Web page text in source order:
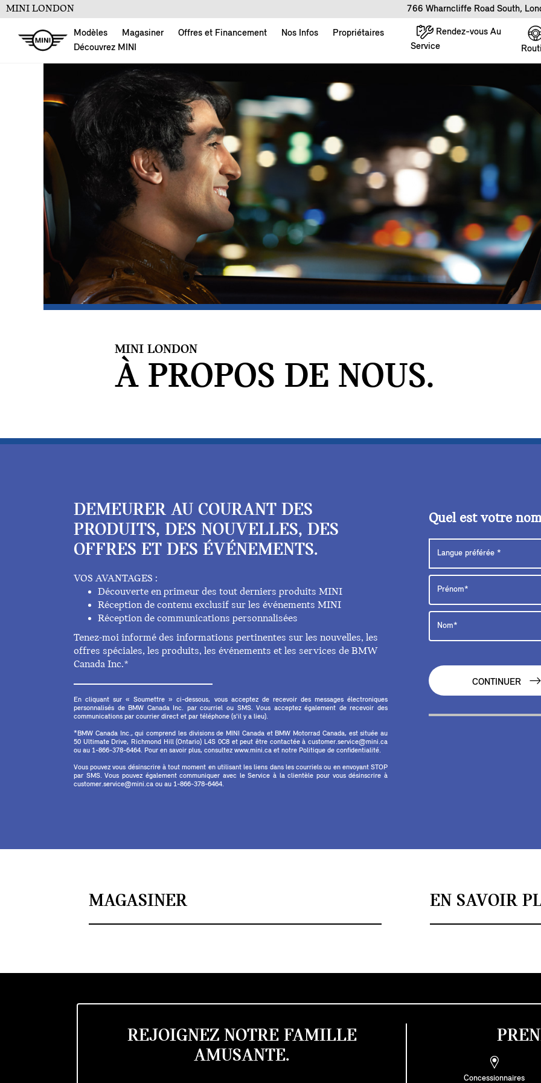
MINI LONDON 766 Wharncliffe Road South,
Modèles Magasiner Offres et Financement Nos Infos
Propriétaires
Découvrez MINI
Rendez-vous Au
Service
MINI LONDON
À PROPOS DE NOUS.
DEMEURER AU COURANT DES
PRODUITS, DES NOUVELLES, DES
OFFRES ET DES ÉVÉNEMENTS.
VOS AVANTAGES :
Découverte en primeur des tout derniers produits MINI
Réception de contenu exclusif sur les événements MINI
Réception de communications personnalisées
Tenez-moi informé des informations pertinentes sur les nouvelles, les
offres spéciales, les produits, les événements et les services de BMW
Canada Inc.*
En cliquant sur « Soumettre » ci-dessous, vous acceptez de recevoir des messages électroniques
personnalisés de BMW Canada Inc. par courriel ou SMS. Vous acceptez également de recevoir des
communications par courrier direct et par téléphone (s'il y a lieu).
*BMW Canada Inc., qui comprend les divisions de MINI Canada et BMW Motorrad Canada, est située au
50 Ultimate Drive, Richmond Hill (Ontario) L4S 0C8 et peut être contactée à customer.service@mini.ca
ou au 1-866-378-6464. Pour en savoir plus, consultez www.mini.ca et notre Politique de confidentialité.
Vous pouvez vous désinscrire à tout moment en utilisant les liens dans les courriels ou en envoyant STOP
par SMS. Vous pouvez également communiquer avec le Service à la clientèle pour vous désinscrire à
customer.service@mini.ca ou au 1-866-378-6464.
Quel est votre
CONTINUER
MAGASINER EN SAVOIR
REJOIGNEZ NOTRE FAMILLE
AMUSANTE.
Concessionnaires